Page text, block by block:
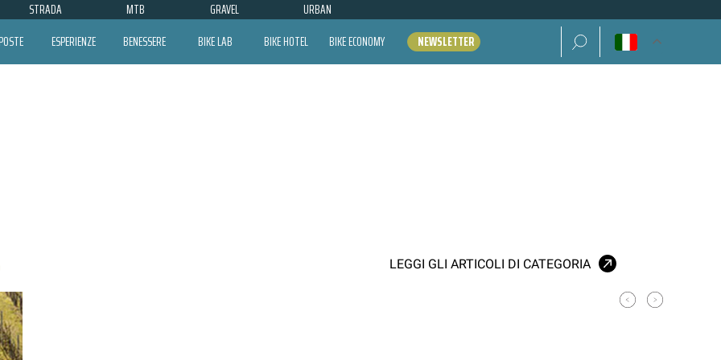
STRADA MTB GRAVEL URBAN
ESPERIENZE BENESSERE BIKE LAB BIKE HOTEL BIKE ECONOMY NEWSLETTER Ricerca per:
LEGGI GLI ARTICOLI DI CATEGORIA